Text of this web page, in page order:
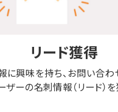
リード獲得
に興味を持ち、 お問い合わ
ザーの名刺情報（リード）を